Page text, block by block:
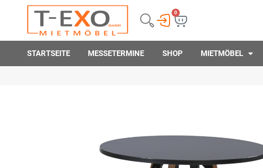
0
STARTSEITE MESSETERMINE SHOP MIETMÖBEL